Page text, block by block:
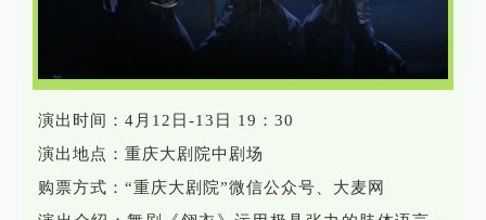
演出时间：4月12日-13日 19：30
演出地点：重庆大剧院中剧场
购票方式：“重庆大剧院”微信公众号、大麦网